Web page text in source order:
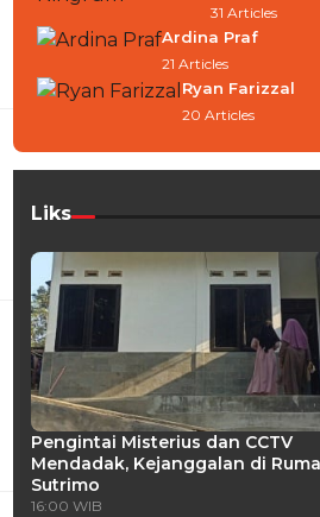
31 Articles
Ardina Praf
21 Articles
Ryan Farizzal
20 Articles
Liks
Pengintai Misterius dan CCTV
Mendadak, Kejanggalan di
Sutrimo
16:00 WIB